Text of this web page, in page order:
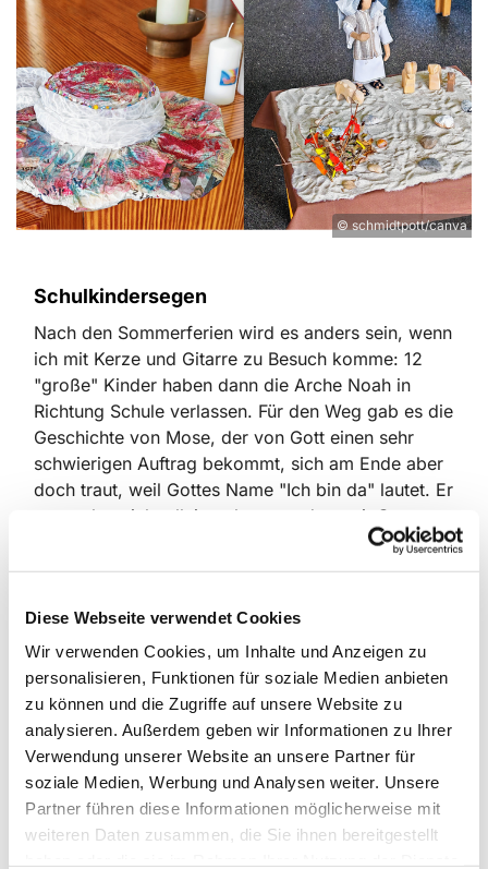
Diese Webseite verwendet Cookies
Wir verwenden Cookies, um Inhalte und Anzeigen zu
personalisieren, Funktionen für soziale Medien anbieten
zu können und die Zugriffe auf unsere Website zu
analysieren. Außerdem geben wir Informationen zu Ihrer
Verwendung unserer Website an unsere Partner für
soziale Medien, Werbung und Analysen weiter. Unsere
Partner führen diese Informationen möglicherweise mit
weiteren Daten zusammen, die Sie ihnen bereitgestellt
© schmidtpott/canva
Schulkindersegen
Nach den Sommerferien wird es anders sein, wenn
ich mit Kerze und Gitarre zu Besuch komme: 12
"große" Kinder haben dann die Arche Noah in
Richtung Schule verlassen. Für den Weg gab es die
Geschichte von Mose, der von Gott einen sehr
schwierigen Auftrag bekommt, sich am Ende aber
doch traut, weil Gottes Name "Ich bin da" lautet. Er
muss also nicht allein gehen, sondern mit Gottes
Segen. Und mit Aaron, der ihn unterstützen wird.
dem "ich bin da", behütet unter dem großen Hut
mitnehmen. Es war sehr schön und festlich und
besonders das Singen hat viel Spaß gemacht -
auch, weil so erfreulich viele Eltern da waren.